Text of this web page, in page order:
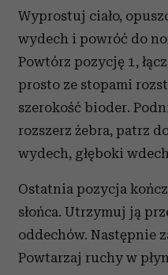
Wyprostuj ciało,
wydech i powróć do
Powtórz pozycję 1,
prosto ze stopami
szerokość bioder.
rozszerz żebra, patrz
wydech, głęboki
Ostatnia pozycja
słońca. Utrzymuj ją
oddechów. Następnie
Powtarzaj ruchy w